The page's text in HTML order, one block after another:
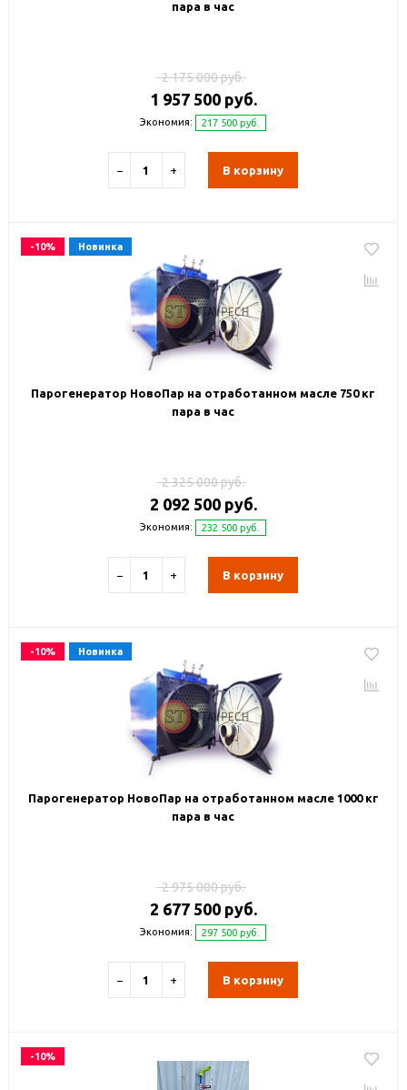
пара в час
2 175 000 руб.
1 957 500 руб.
Экономия: 217 500 руб.
− + В корзину
-10% Новинка
Парогенератор НовоПар на отработанном масле 750 кг
пара в час
2 325 000 руб.
2 092 500 руб.
Экономия: 232 500 руб.
− + В корзину
-10% Новинка
Парогенератор НовоПар на отработанном масле 1000 кг
пара в час
2 975 000 руб.
2 677 500 руб.
Экономия: 297 500 руб.
− + В корзину
-10%